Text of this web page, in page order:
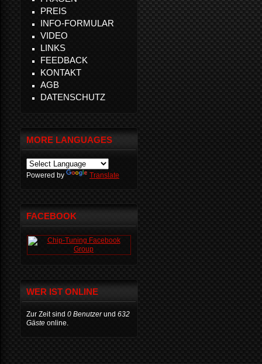
PREIS
INFO-FORMULAR
VIDEO
LINKS
FEEDBACK
KONTAKT
AGB
DATENSCHUTZ
MORE LANGUAGES
Powered by Translate
FACEBOOK
WER IST ONLINE
Zur Zeit sind 0 Benutzerund 632
Gäste online.